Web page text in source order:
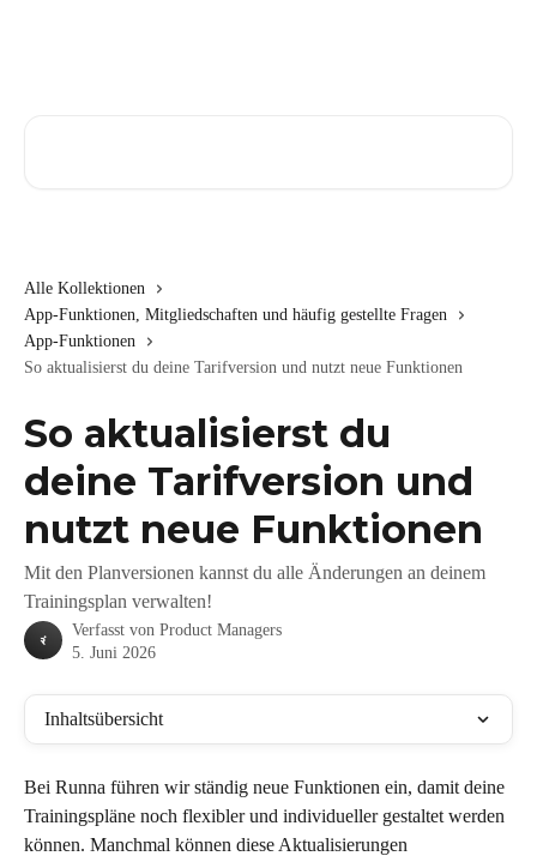
Alle Kollektionen
App-Funktionen, Mitgliedschaften und häufig gestellte Fragen
App-Funktionen
So aktualisierst du deine Tarifversion und nutzt neue Funktionen
So aktualisierst du
deine Tarifversion und
nutzt neue Funktionen
Mit den Planversionen kannst du alle Änderungen an deinem
Trainingsplan verwalten!
Verfasst von Product Managers
5. Juni 2026
Inhaltsübersicht
Bei Runna führen wir ständig neue Funktionen ein, damit deine
Trainingspläne noch flexibler und individueller gestaltet werden
können. Manchmal können diese Aktualisierungen